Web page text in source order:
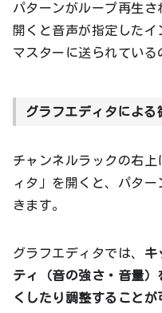
パターンがループ再生
開くと音声が指定した
マスターに送られている
グラフエディタによる
チャンネルラックの右
ィタ」を開くと、パタ
きます。
グラフエディタでは、 キ
ティ（音の強さ・音量
くしたり調整することが